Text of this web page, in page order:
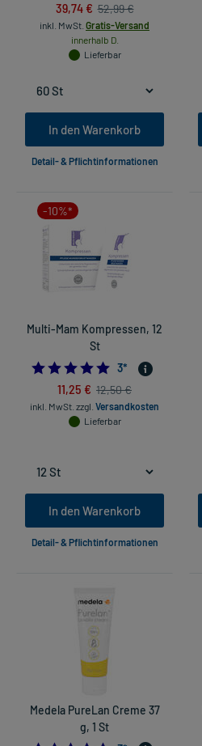
39,74 € 52,99 €
inkl. MwSt. Gratis-Versand
innerhalb D.
Lieferbar
In den Warenkorb
Detail- & Pflichtinformationen
-10%*
Multi-Mam Kompressen, 12
St
5.0
3*
11,25 € 12,50 €
inkl. MwSt. zzgl. Versandkosten
Lieferbar
In den Warenkorb
Detail- & Pflichtinformationen
Medela PureLan Creme 37
g, 1 St